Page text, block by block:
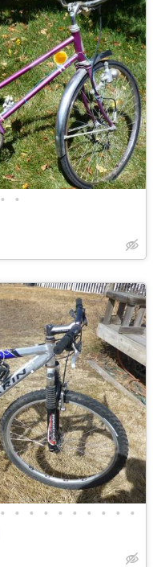
• •
• • • • • • • • • •